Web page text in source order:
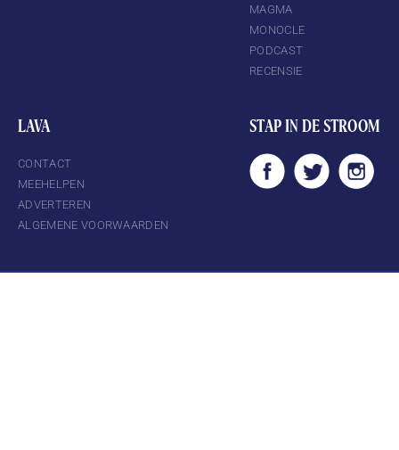
MAGMA
MONOCLE
PODCAST
RECENSIE
LAVA
CONTACT
MEEHELPEN
ADVERTEREN
ALGEMENE VOORWAARDEN
STAP IN DE STROOM